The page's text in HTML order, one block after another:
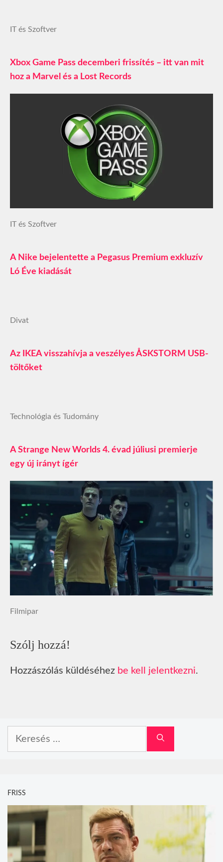
IT és Szoftver
Xbox Game Pass decemberi frissítés – itt van mit
hoz a Marvel és a Lost Records
IT és Szoftver
A Nike bejelentette a Pegasus Premium exkluzív
Ló Éve kiadását
Divat
Az IKEA visszahívja a veszélyes ÅSKSTORM USB-
töltőket
Technológia és Tudomány
A Strange New Worlds 4. évad júliusi premierje
egy új irányt ígér
Filmipar
Szólj hozzá!
Hozzászólás küldéséhez be kell jelentkezni.
FRISS